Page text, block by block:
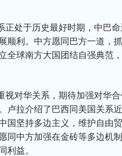
正处于历史最好时期，中巴
顺利。中方愿同巴方一道，
全球南方大国团结自强典范
视对华关系，期待加强对华
卢拉介绍了巴西同美国关系
国坚持多边主义，维护自由
同中方加强在金砖等多边机
利益。